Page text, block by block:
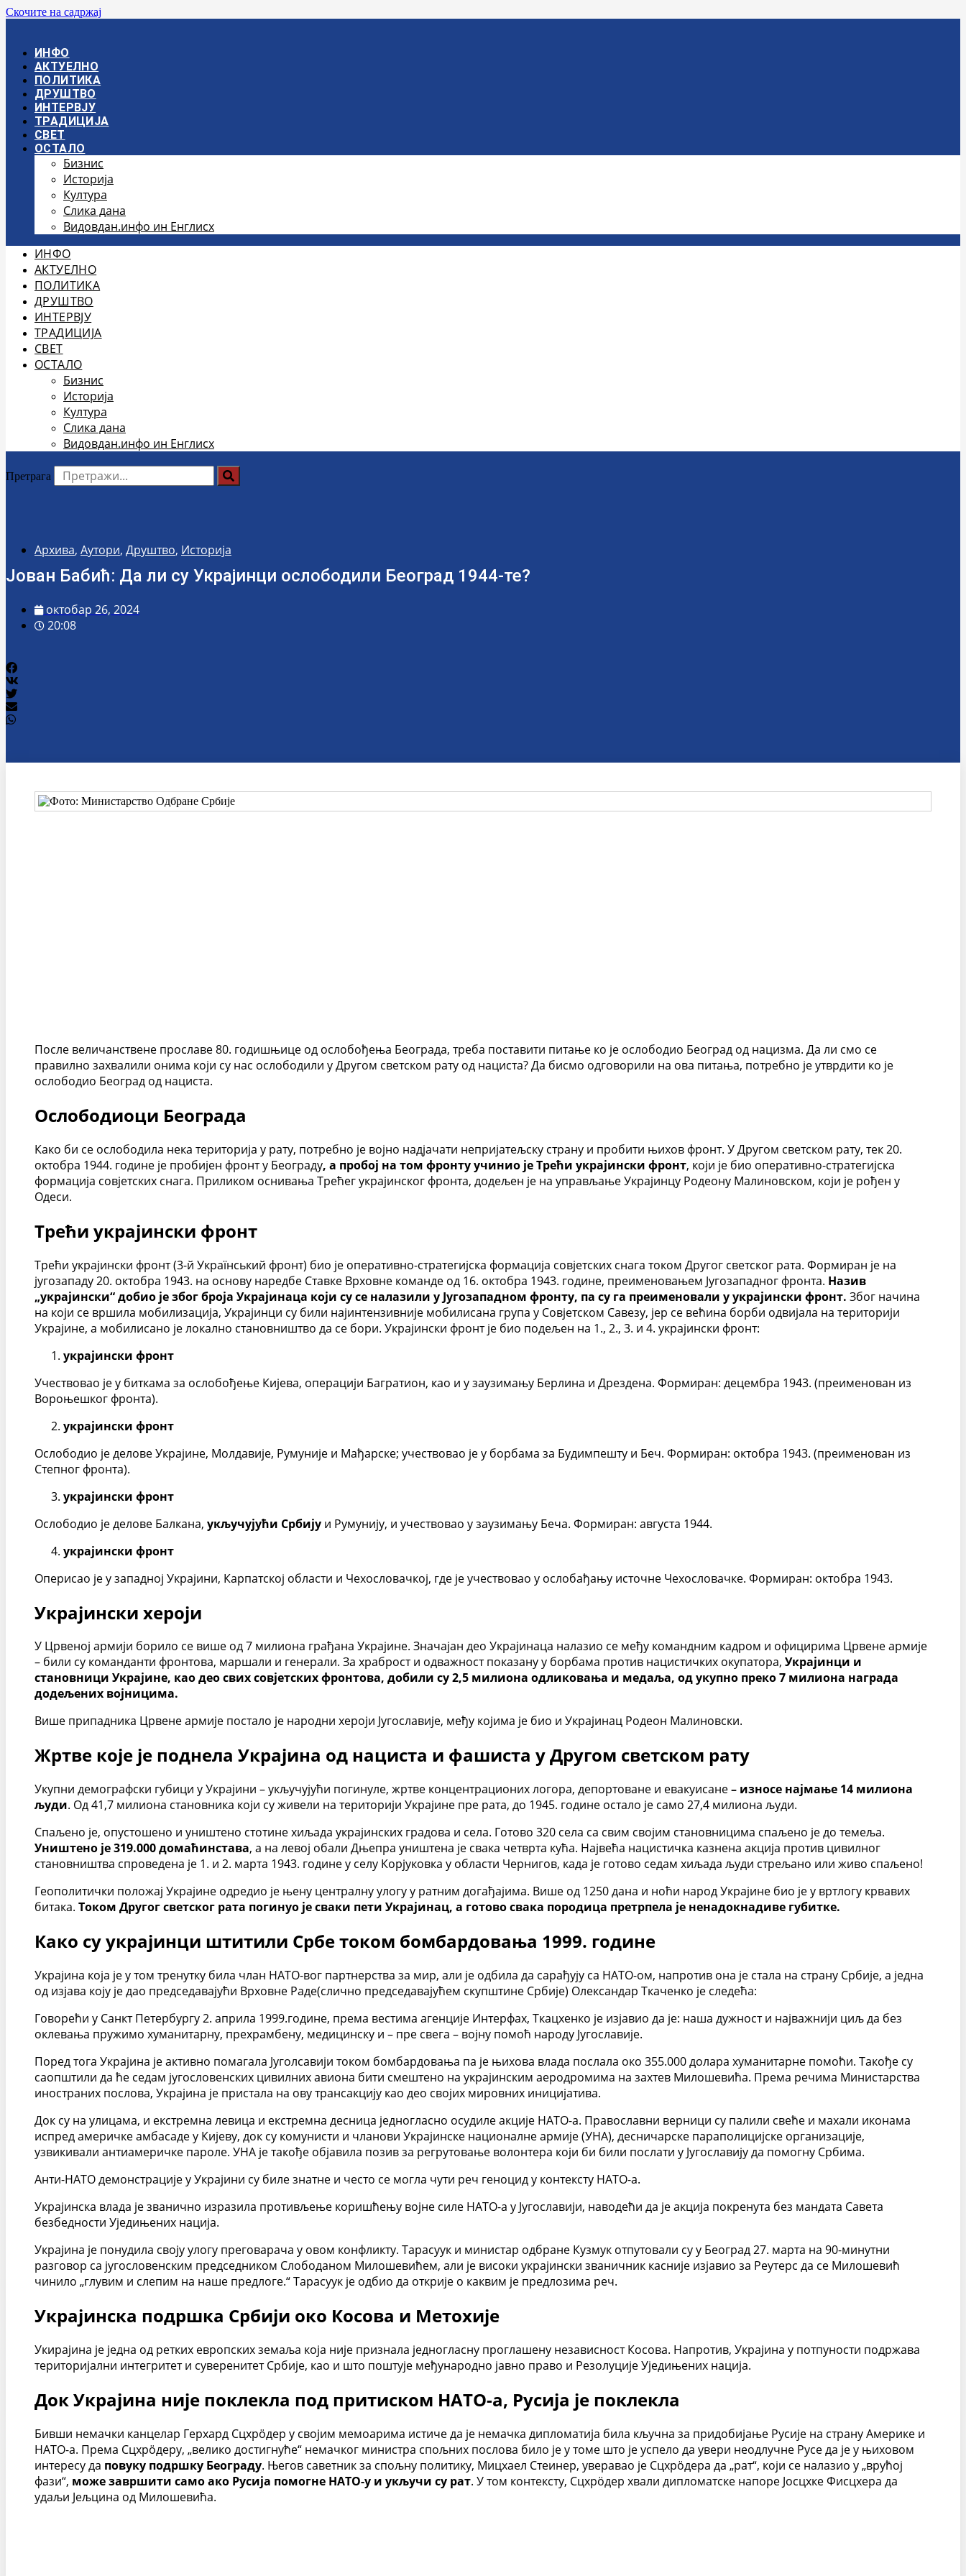
Скочите на садржај
ИНФО
АКТУЕЛНО
ПОЛИТИКА
ДРУШТВО
ИНТЕРВЈУ
ТРАДИЦИЈА
СВЕТ
ОСТАЛО
Бизнис
Историја
Култура
Слика дана
Видовдан.инфо ин Енглисх
ИНФО
АКТУЕЛНО
ПОЛИТИКА
ДРУШТВО
ИНТЕРВЈУ
ТРАДИЦИЈА
СВЕТ
ОСТАЛО
Бизнис
Историја
Култура
Слика дана
Видовдан.инфо ин Енглисх
Претрага
Архива, Аутори, Друштво, Историја
Јован Бабић: Да ли су Украјинци ослободили Београд 1944-те?
октобар 26, 2024
20:08
После величанствене прославе 80. годишњице од ослобођења Београда, треба поставити питање ко је ослободио Београд од нацизма. Да ли смо се
правилно захвалили онима који су нас ослободили у Другом светском рату од нациста? Да бисмо одговорили на ова питања, потребно је утврдити ко је
ослободио Београд од нациста.
Ослободиоци Београда
Како би се ослободила нека територија у рату, потребно је војно надјачати непријатељску страну и пробити њихов фронт. У Другом светском рату, тек 20.
октобра 1944. године је пробијен фронт у Београду, а пробој на том фронту учинио је Трећи украјински фронт, који је био оперативно-стратегијска
формација совјетских снага. Приликом оснивања Трећег украјинског фронта, додељен је на управљање Украјинцу Родеону Малиновском, који је рођен у
Одеси.
Трећи украјински фронт
Трећи украјински фронт (3-й Український фронт) био је оперативно-стратегијска формација совјетских снага током Другог светског рата. Формиран је на
југозападу 20. октобра 1943. на основу наредбе Ставке Врховне команде од 16. октобра 1943. године, преименовањем Југозападног фронта. Назив
„украјински“ добио је због броја Украјинаца који су се налазили у Југозападном фронту, па су га преименовали у украјински фронт. Због начина
на који се вршила мобилизација, Украјинци су били најинтензивније мобилисана група у Совјетском Савезу, јер се већина борби одвијала на територији
Украјине, а мобилисано је локално становништво да се бори. Украјински фронт је био подељен на 1., 2., 3. и 4. украјински фронт:
украјински фронт
Учествовао је у биткама за ослобођење Кијева, операцији Багратион, као и у заузимању Берлина и Дрездена. Формиран: децембра 1943. (преименован из
Вороњешког фронта).
украјински фронт
Ослободио је делове Украјине, Молдавије, Румуније и Мађарске; учествовао је у борбама за Будимпешту и Беч. Формиран: октобра 1943. (преименован из
Степног фронта).
украјински фронт
Ослободио је делове Балкана, укључујући Србију и Румунију, и учествовао у заузимању Беча. Формиран: августа 1944.
украјински фронт
Оперисао је у западној Украјини, Карпатској области и Чехословачкој, где је учествовао у ослобађању источне Чехословачке. Формиран: октобра 1943.
Украјински хероји
У Црвеној армији борило се више од 7 милиона грађана Украјине. Значајан део Украјинаца налазио се међу командним кадром и официрима Црвене армије
– били су команданти фронтова, маршали и генерали. За храброст и одважност показану у борбама против нацистичких окупатора, Украјинци и
становници Украјине, као део свих совјетских фронтова, добили су 2,5 милиона одликовања и медаља, од укупно преко 7 милиона награда
додељених војницима.
Више припадника Црвене армије постало је народни хероји Југославије, међу којима је био и Украјинац Родеон Малиновски.
Жртве које је поднела Украјина од нациста и фашиста у Другом светском рату
Укупни демографски губици у Украјини – укључујући погинуле, жртве концентрационих логора, депортоване и евакуисане– износе најмање 14 милиона
људи. Од 41,7 милиона становника који су живели на територији Украјине пре рата, до 1945. године остало је само 27,4 милиона људи.
Спаљено је, опустошено и уништено стотине хиљада украјинских градова и села. Готово 320 села са свим својим становницима спаљено је до темеља.
Уништено је 319.000 домаћинстава, а на левој обали Дњепра уништена је свака четврта кућа. Највећа нацистичка казнена акција против цивилног
становништва спроведена је 1. и 2. марта 1943. године у селу Корјуковка у области Чернигов, када је готово седам хиљада људи стрељано или живо спаљено!
Геополитички положај Украјине одредио је њену централну улогу у ратним догађајима. Више од 1250 дана и ноћи народ Украјине био је у вртлогу крвавих
битака. Током Другог светског рата погинуо је сваки пети Украјинац, а готово свака породица претрпела је ненадокнадиве губитке.
Како су украјинци штитили Србе током бомбардовања 1999. године
Украјина која је у том тренутку била члан НАТО-вог партнерства за мир, али је одбила да сарађују са НАТО-ом, напротив она је стала на страну Србије, а једна
од изјава коју је дао председавајући Врховне Раде(слично председавајућем скупштине Србије) Олександар Ткаченко је следећа:
Говорећи у Санкт Петербургу 2. априла 1999.године, према вестима агенције Интерфаx, Ткацхенко је изјавио да је: наша дужност и најважнији циљ да без
оклевања пружимо хуманитарну, прехрамбену, медицинску и – пре свега – војну помоћ народу Југославије.
Поред тога Украјина је активно помагала Југолсавији током бомбардовања па је њихова влада послала око 355.000 долара хуманитарне помоћи. Такође су
саопштили да ће седам југословенских цивилних авиона бити смештено на украјинским аеродромима на захтев Милошевића. Према речима Министарства
иностраних послова, Украјина је пристала на ову трансакцију као део својих мировних иницијатива.
Док су на улицама, и екстремна левица и екстремна десница једногласно осудиле акције НАТО-а. Православни верници су палили свеће и махали иконама
испред америчке амбасаде у Кијеву, док су комунисти и чланови Украјинске националне армије (УНА), десничарске параполицијске организације,
узвикивали антиамеричке пароле. УНА је такође објавила позив за регрутовање волонтера који би били послати у Југославију да помогну Србима.
Анти-НАТО демонстрације у Украјини су биле знатне и често се могла чути реч геноцид у контексту НАТО-а.
Украјинска влада је званично изразила противљење коришћењу војне силе НАТО-а у Југославији, наводећи да је акција покренута без мандата Савета
безбедности Уједињених нација.
Украјина је понудила своју улогу преговарача у овом конфликту. Тарасyук и министар одбране Кузмук отпутовали су у Београд 27. марта на 90-минутни
разговор са југословенским председником Слободаном Милошевићем, али је високи украјински званичник касније изјавио за Реутерс да се Милошевић
чинило „глувим и слепим на наше предлоге.“ Тарасyук је одбио да открије о каквим је предлозима реч.
Украјинска подршка Србији око Косова и Метохије
Укирајина је једна од ретких европских земаља која није признала једногласну проглашену независност Косова. Напротив, Украјина у потпуности подржава
територијални интегритет и суверенитет Србије, као и што поштује међународно јавно право и Резолуције Уједињених нација.
Док Украјина није поклекла под притиском НАТО-а, Русија је поклекла
Бивши немачки канцелар Герхард Сцхрöдер у својим мемоарима истиче да је немачка дипломатија била кључна за придобијање Русије на страну Америке и
НАТО-а. Према Сцхрöдеру, „велико достигнуће“ немачког министра спољних послова било је у томе што је успело да увери неодлучне Русе да је у њиховом
интересу да повуку подршку Београду. Његов саветник за спољну политику, Мицхаел Стеинер, уверавао је Сцхрöдера да „рат“, који се налазио у „врућој
фази“, може завршити само ако Русија помогне НАТО-у и укључи су рат. У том контексту, Сцхрöдер хвали дипломатске напоре Јосцхке Фисцхера да
удаљи Јељцина од Милошевића.